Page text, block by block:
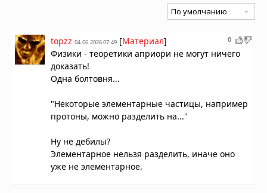
0
topzz 04.06.2026 07:49 [Материал]
Физики - теоретики априори не могут ничего
доказать!
Одна болтовня...
"Некоторые элементарные частицы, например
протоны, можно разделить на..."
Ну не дебилы?
Элементарное нельзя разделить, иначе оно
уже не элементарное.